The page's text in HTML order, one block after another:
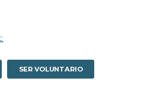
SER VOLUNTARIO